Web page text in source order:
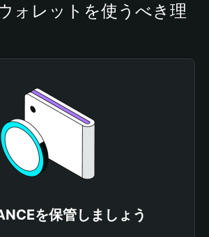
ォレットを使うべき理
を保管しましょう